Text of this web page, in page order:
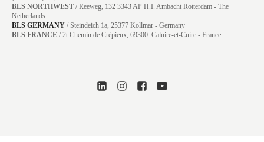
BLS NORTHWEST / Reeweg, 132 3343 AP H.I. Ambacht Rotterdam - The
Netherlands
BLS GERMANY /Steindeich 1a, 25377 Kollmar - Germany
BLS FRANCE / 2t Chemin de Crépieux, 69300 Caluire-et-Cuire - France